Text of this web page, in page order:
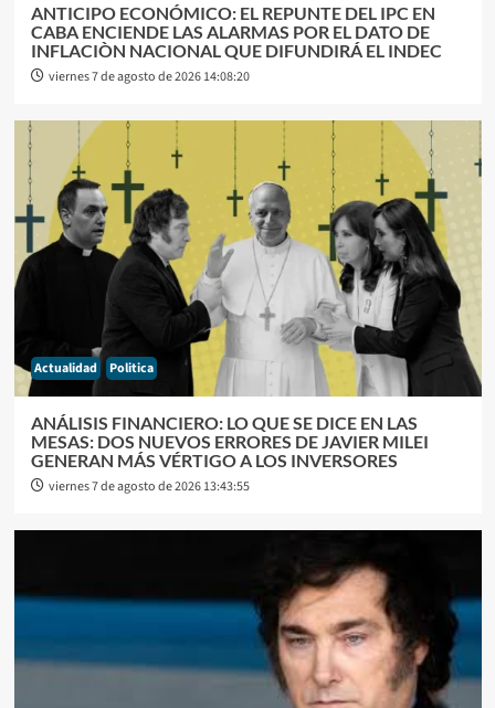
ANTICIPO ECONÓMICO: EL REPUNTE DEL IPC EN
CABA ENCIENDE LAS ALARMAS POR EL DATO DE
INFLACIÒN NACIONAL QUE DIFUNDIRÁ EL INDEC
viernes 7 de agosto de 2026 14:08:20
Actualidad Politica
ANÁLISIS FINANCIERO: LO QUE SE DICE EN LAS
MESAS: DOS NUEVOS ERRORES DE JAVIER MILEI
GENERAN MÁS VÉRTIGO A LOS INVERSORES
viernes 7 de agosto de 2026 13:43:55